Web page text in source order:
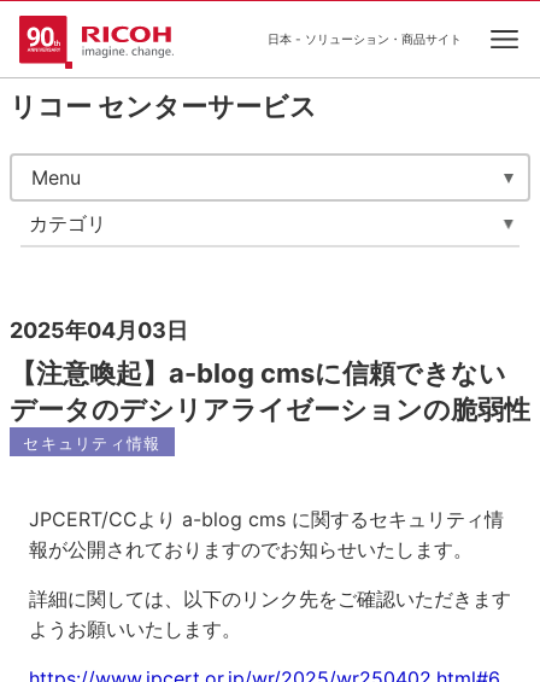
日本 - ソリューション・商品サイト
リコー センターサービス
Menu
カテゴリ
2025年04月03日
【注意喚起】a-blog cmsに信頼できない
データのデシリアライゼーションの脆弱性
セキュリティ情報
JPCERT/CCより a-blog cms に関するセキュリティ情
報が公開されておりますのでお知らせいたします。
詳細に関しては、以下のリンク先をご確認いただきます
ようお願いいたします。